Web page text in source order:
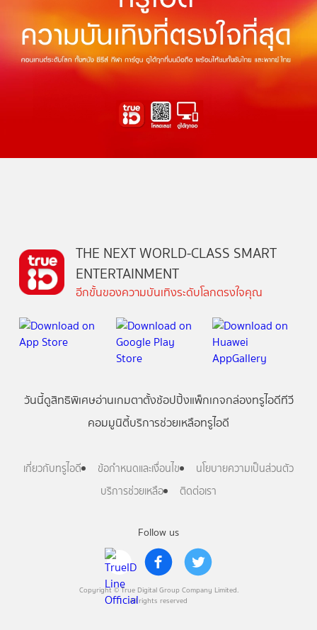
Follow us
Copyright © True Digital Group Company Limited.
All rights reserved
THE NEXT WORLD-CLASS SMART
ENTERTAINMENT
อีกขั้นของความบันเทิงระดับโลกตรงใจคุณ
วันนี้ดูสิทธิพิเศษอ่านเกมตาตั้งช้อปปิ้งแพ็กเกจกล่องทรูไอดีทีวี
คอมมูนิตี้บริการช่วยเหลือทรูไอดี
เกี่ยวกับทรูไอดี ข้อกำหนดและเงื่อนไข
นโยบายความเป็นส่วนตัว
บริการช่วยเหลือ
ติดต่อเรา